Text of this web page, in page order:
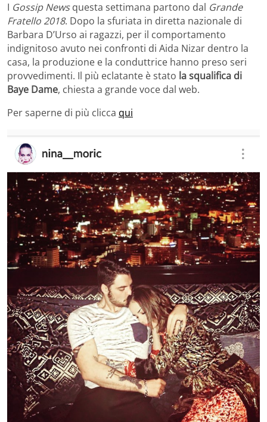
I Gossip Newsquesta settimana partono dal Grande
Fratello 2018. Dopo la sfuriata in diretta nazionale di
Barbara D’Urso ai ragazzi, per il comportamento
indignitoso avuto nei confronti di Aida Nizar dentro la
casa, la produzione e la conduttrice hanno preso seri
provvedimenti. Il più eclatante è stato la squalifica di
Baye Dame, chiesta a grande voce dal web.
Per saperne di più clicca qui